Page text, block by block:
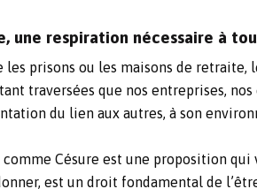
une respiration nécessaire à
les prisons ou les maisons de
traversées que nos entreprises,
du lien aux autres, à son
Césure est une proposition qui
est un droit fondamental de